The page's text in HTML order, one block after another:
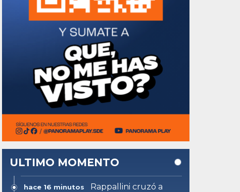
ULTIMO MOMENTO
hace 16 minutos
Rappallini cruzó a